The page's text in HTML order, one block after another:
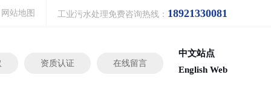
网站地图 工业污水处理免费咨询热线： 18921330081
资质认证 在线留言
中文站点
English Web